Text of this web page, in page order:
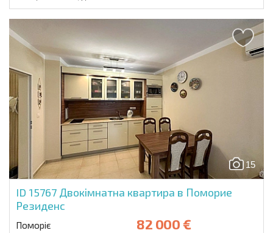
15
ID 15767 Двокімнатна квартира в Поморие
Резиденс
Поморіє 82 000 €